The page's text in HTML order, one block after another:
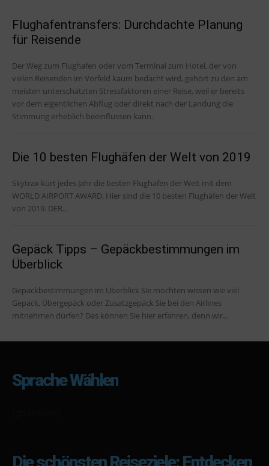
Flughafentransfers: Durchdachte Planung
für Reisende
Der Weg zum Flughafen oder vom Terminal zum Hotel, der von
vielen Reisenden im Vorfeld kaum bedacht wird, gehört zu den am
meisten unterschätzten Stressfaktoren einer Reise, weil er bereits
vor dem eigentlichen Abflug oder direkt nach der Landung die
Stimmung erheblich beeinflussen kann.
Die 10 besten Flughäfen der Welt von 2019
Skytrax kürt jedes Jahr die besten Flughäfen der Welt mit dem
WORLD AIRPORT AWARD. Hier sind die 10 besten Flughäfen der Welt
von 2019. DER...
Gepäck Tipps – Gepäckbestimmungen im
Überblick
Gepäckbestimmungen im Überblick Sie möchten wissen wie viel
Gepäck, Übergepäck oder Zusatzgepäck Sie bei den Airlines
mitnehmen dürfen? Das können Sie hier erfahren, denn wir...
Sprache Wählen